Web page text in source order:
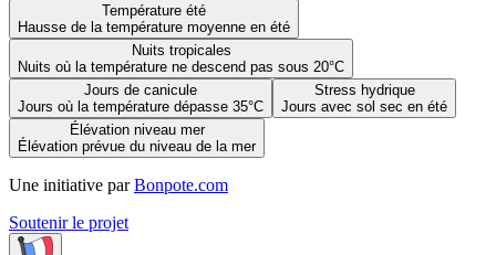
Température été
Hausse de la température moyenne en été
Nuits tropicales
Nuits où la température ne descend pas sous 20°C
Jours de canicule
Jours où la température dépasse 35°C
Stress hydrique
Jours avec sol sec en été
Élévation niveau mer
Élévation prévue du niveau de la mer
Une initiative par Bonpote.com
Soutenir le projet